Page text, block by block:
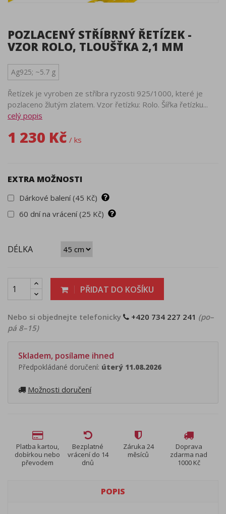
POZLACENÝ STŘÍBRNÝ ŘETÍZEK -
VZOR ROLO, TLOUŠŤKA 2,1 MM
Ag925; ~5.7 g
Řetízek je vyroben ze stříbra ryzosti 925/1000, které je
pozlaceno žlutým zlatem. Vzor řetízku: Rolo. Šířka řetízku...
celý popis
1 230 Kč / ks
EXTRA MOŽNOSTI
Dárkové balení (45 Kč)
60 dní na vrácení (25 Kč)
DÉLKA
PŘIDAT DO KOŠÍKU
Nebo si objednejte telefonicky +420 734 227 241 (po–
pá 8–15)
Skladem, posílame ihned
Předpokládané doručení: úterý 11.08.2026
Možnosti doručení
Platba kartou,
dobírkou nebo
převodem
Bezplatné
vrácení do 14
dnů
Záruka 24
měsíců
Doprava
zdarma nad
1000 Kč
POPIS